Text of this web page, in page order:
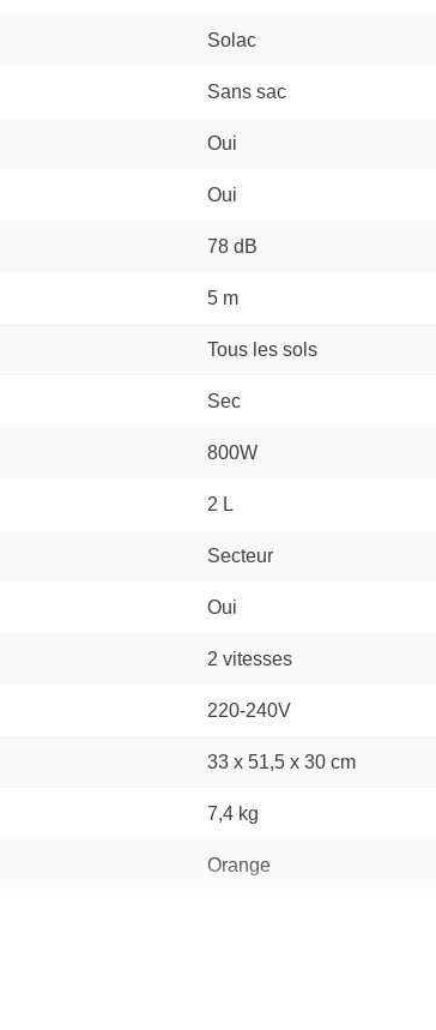
Solac
Sans sac
Oui
Oui
78 dB
5 m
Tous les sols
Sec
800W
2 L
Secteur
Oui
2 vitesses
220-240V
33 x 51,5 x 30 cm
7,4 kg
Orange